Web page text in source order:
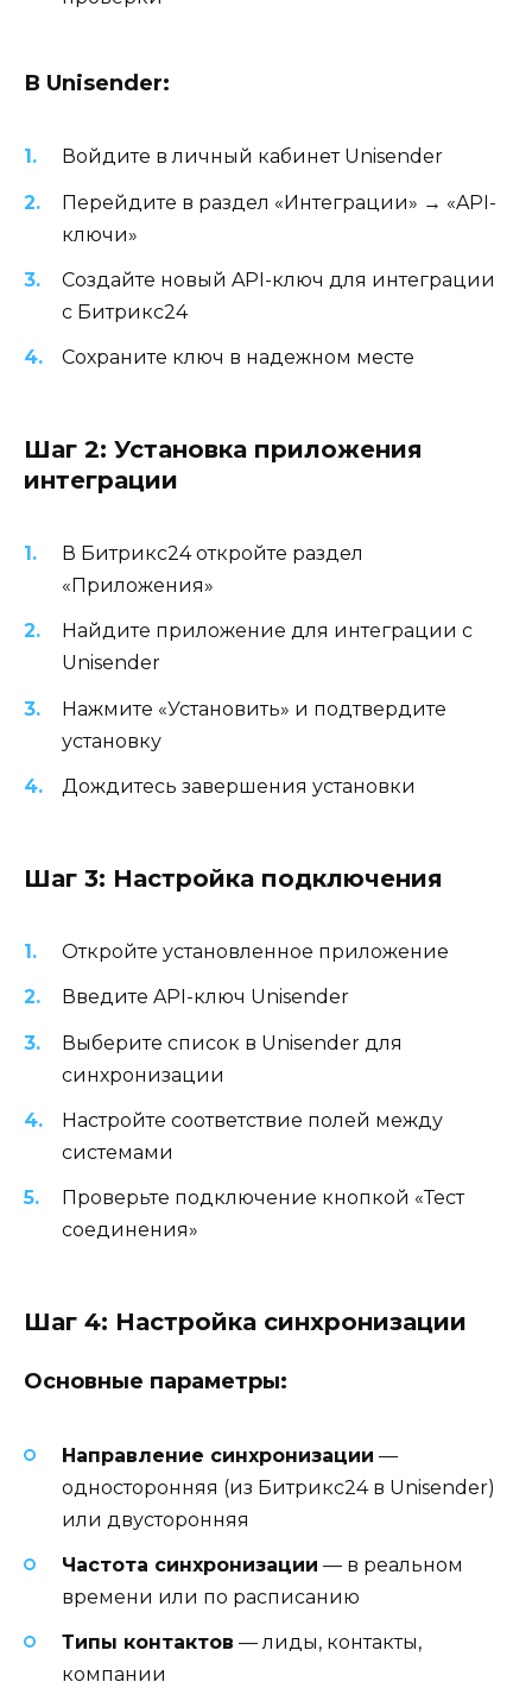
В Unisender:
Войдите в личный кабинет Unisender
Перейдите в раздел «Интеграции» → «API-
ключи»
Создайте новый API-ключ для интеграции
с Битрикс24
Сохраните ключ в надежном месте
Шаг 2: Установка приложения
интеграции
В Битрикс24 откройте раздел
«Приложения»
Найдите приложение для интеграции с
Unisender
Нажмите «Установить» и подтвердите
установку
Дождитесь завершения установки
Шаг 3: Настройка подключения
Откройте установленное приложение
Введите API-ключ Unisender
Выберите список в Unisender для
синхронизации
Настройте соответствие полей между
системами
Проверьте подключение кнопкой «Тест
соединения»
Шаг 4: Настройка синхронизации
Основные параметры:
Направление синхронизации —
односторонняя (из Битрикс24 в Unisender)
или двусторонняя
Частота синхронизации — в реальном
времени или по расписанию
Типы контактов — лиды, контакты,
компании